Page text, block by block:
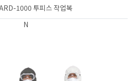
1000 투피스 작업복
N